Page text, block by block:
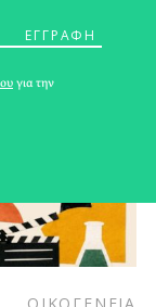
ΟΙΚΟΓΕΝΕΙΑ
για την